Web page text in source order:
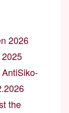
2026
the